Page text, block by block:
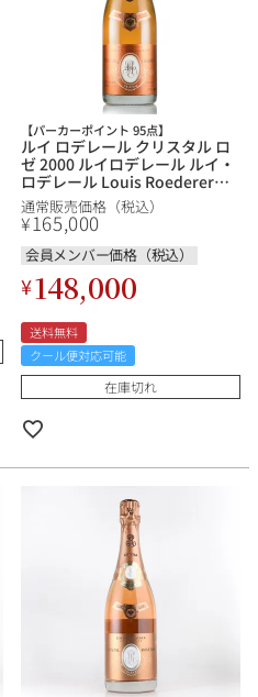
【パーカーポイント 95点】
ルイ ロデレール クリスタル ロ
ゼ 2000 ルイロデレール ルイ・
ロデレール Louis Roederer
Cristal Rose フランス シャンパ
ン シャンパーニュ
通常販売価格（税込）
¥165,000
会員メンバー価格（税込）
¥148,000
送料無料
クール便対応可能
在庫切れ